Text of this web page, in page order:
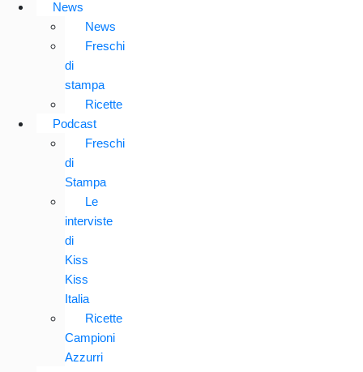
News
News
Freschi
di
stampa
Ricette
Podcast
Freschi
di
Stampa
Le
interviste
di
Kiss
Kiss
Italia
Ricette
Campioni
Azzurri